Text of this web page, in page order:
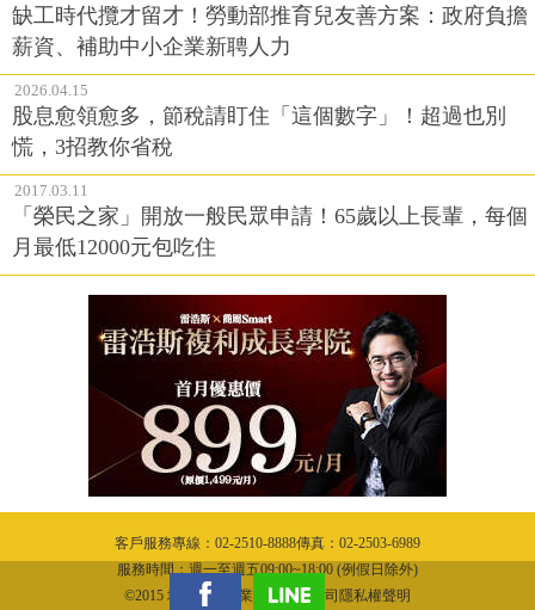
缺工時代攬才留才！勞動部推育兒友善方案：政府負擔
薪資、補助中小企業新聘人力
2026.04.15
股息愈領愈多，節稅請盯住「這個數字」！超過也別
慌，3招教你省稅
2017.03.11
「榮民之家」開放一般民眾申請！65歲以上長輩，每個
月最低12000元包吃住
客戶服務專線：02-2510-8888傳真：02-2503-6989
服務時間：週一至週五09:00~18:00 (例假日除外)
©2015 城邦文化事業股份有限公司隱私權聲明